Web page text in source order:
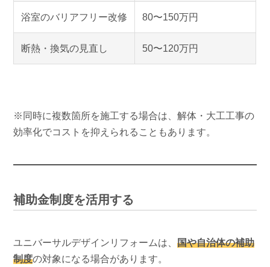
浴室のバリアフリー改修 80〜150万円
断熱・換気の見直し 50〜120万円
※同時に複数箇所を施工する場合は、解体・大工工事の
効率化でコストを抑えられることもあります。
補助金制度を活用する
ユニバーサルデザインリフォームは、国や自治体の補助
制度の対象になる場合があります。